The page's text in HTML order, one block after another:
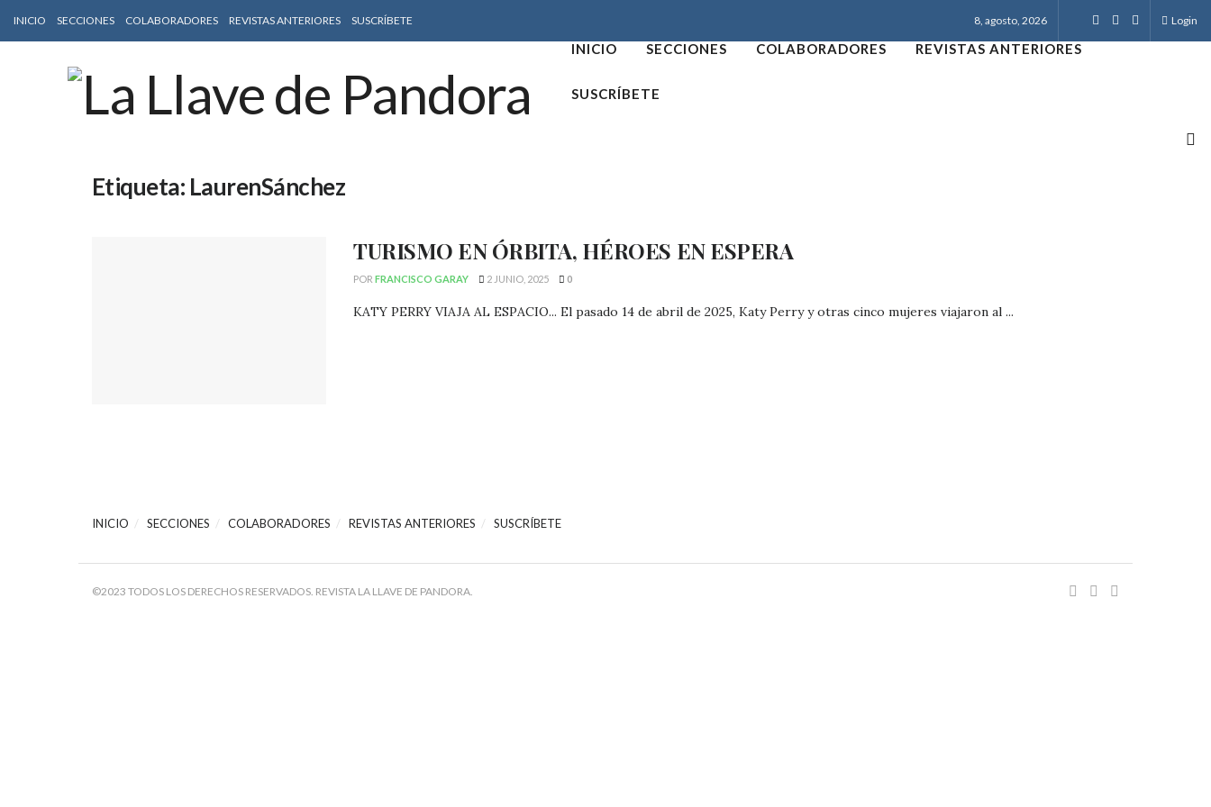
INICIO SECCIONES COLABORADORES REVISTAS ANTERIORES SUSCRÍBETE 8, agosto, 2026 Login
INICIO SECCIONES COLABORADORES REVISTAS ANTERIORES
SUSCRÍBETE
Etiqueta: LaurenSánchez
TURISMO EN ÓRBITA, HÉROES EN ESPERA
POR FRANCISCO GARAY 2 JUNIO, 2025 0
KATY PERRY VIAJA AL ESPACIO... El pasado 14 de abril de 2025, Katy Perry y otras cinco mujeres viajaron al ...
INICIO SECCIONES COLABORADORES REVISTAS ANTERIORES SUSCRÍBETE
©2023 TODOS LOS DERECHOS RESERVADOS. REVISTA LA LLAVE DE PANDORA.